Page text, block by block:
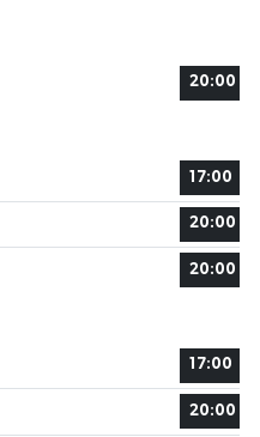
20:00
17:00
20:00
20:00
17:00
20:00